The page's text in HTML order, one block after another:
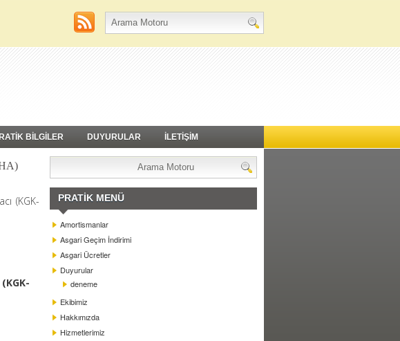
BİLGİLER DUYURULAR İLETİŞİM
(KGK-
PRATIK MENÜ
Amortismanlar
Asgari Geçim İndirimi
Asgari Ücretler
Duyurular
deneme
Ekibimiz
Hakkımızda
Hizmetlerimiz